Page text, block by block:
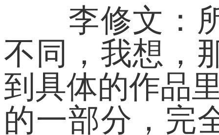
李修文：所
不同，我想，
到具体的作品
的一部分，完